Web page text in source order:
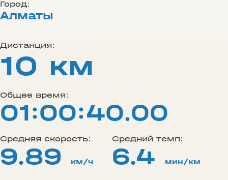
Город:
Алматы
Дистанция:
10 км
Общее время:
01:00:40.00
Средняя скорость:
9.89 км/ч
Средний темп:
6.4 мин/км